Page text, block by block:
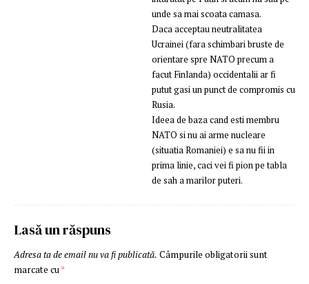
unde sa mai scoata camasa.
Daca acceptau neutralitatea
Ucrainei (fara schimbari bruste de
orientare spre NATO precum a
facut Finlanda) occidentalii ar fi
putut gasi un punct de compromis cu
Rusia.
Ideea de baza cand esti membru
NATO si nu ai arme nucleare
(situatia Romaniei) e sa nu fii in
prima linie, caci vei fi pion pe tabla
de sah a marilor puteri.
Lasă un răspuns
Adresa ta de email nu va fi publicată. Câmpurile obligatorii sunt
marcate cu*